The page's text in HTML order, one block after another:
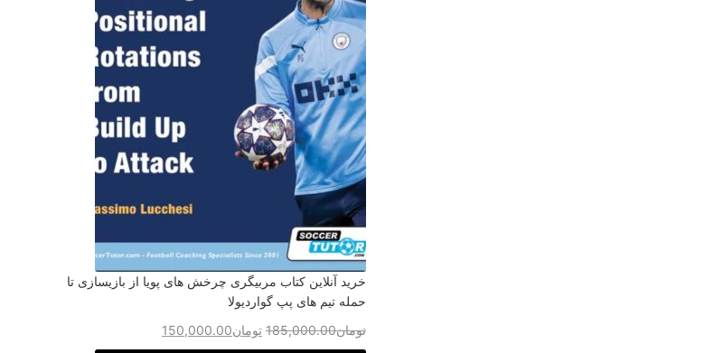
خرید آنلاین کتاب مربیگری چرخش های پویا از بازیسازی تا
حمله تیم های پپ گواردیولا
تومان185,000.00 تومان150,000.00